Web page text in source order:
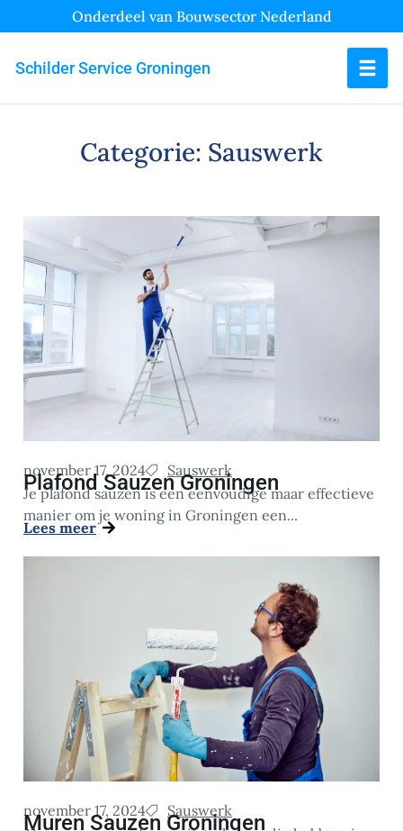
Onderdeel van Bouwsector Nederland
Schilder Service Groningen
Categorie: Sauswerk
november 17, 2024 Sauswerk
Plafond Sauzen Groningen
Je plafond sauzen is een eenvoudige maar effectieve
manier om je woning in Groningen een...
Lees meer
november 17, 2024 Sauswerk
Muren Sauzen Groningen